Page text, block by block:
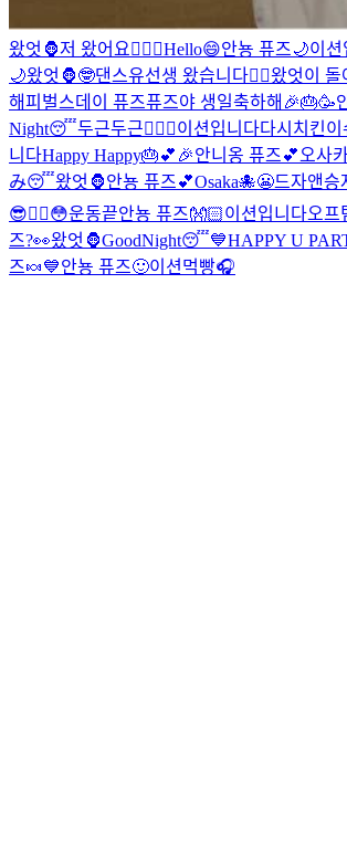
왔엇🦍저 왔어요✌🏻 😬Hello😄안뇽 퓨즈🌙이션
🌙왔엇🦍🤓댄스유선생 왔습니다❤️‍🔥왔엇이 돌
해피벌스데이 퓨즈퓨즈야 생일축하해🎉🎂🥳
Night😴두근두근❤️‍🔥 😬이션입니다다시 치킨이
니다Happy Happy🎂💕🎉안니옹 퓨즈💕 오사
み😴왔엇🦍안뇽 퓨즈💕Osaka🐙😬드자앤승
😎❤️‍🔥😳운동끝안뇽 퓨즈👐🏻이션입니다오프
즈?👀왔엇🦍GoodNight😴💙HAPPY U
즈🍬💙안뇽 퓨즈🙂이션먹빵🎧